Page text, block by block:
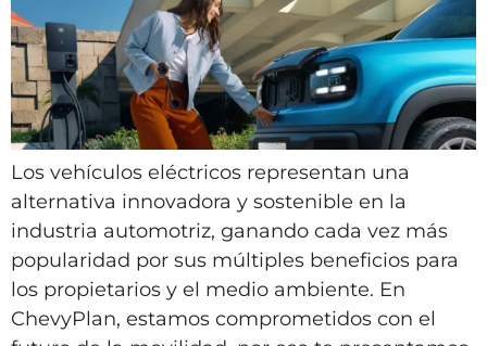
Los vehículos eléctricos representan una
alternativa innovadora y sostenible en la
industria automotriz, ganando cada vez más
popularidad por sus múltiples beneficios para
los propietarios y el medio ambiente. En
ChevyPlan, estamos comprometidos con el